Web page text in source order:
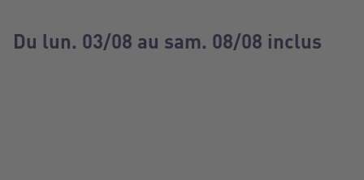
Du lun. 03/08 au sam. 08/08 inclus